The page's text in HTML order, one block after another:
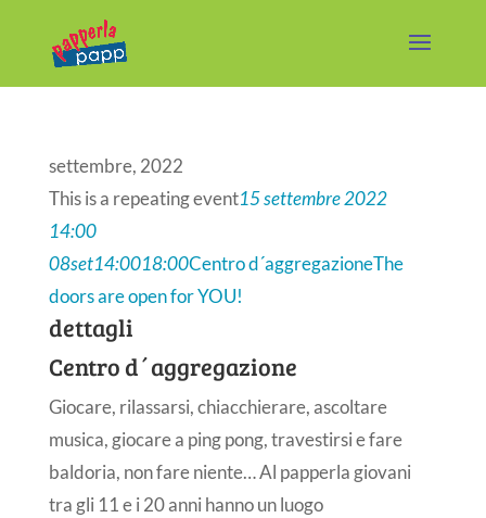
settembre, 2022
This is a repeating event15 settembre 2022
14:00
08set14:0018:00Centro d´aggregazioneThe
doors are open for YOU!
dettagli
Centro d´aggregazione
Giocare, rilassarsi, chiacchierare, ascoltare
musica, giocare a ping pong, travestirsi e fare
baldoria, non fare niente… Al papperla giovani
tra gli 11 e i 20 anni hanno un luogo